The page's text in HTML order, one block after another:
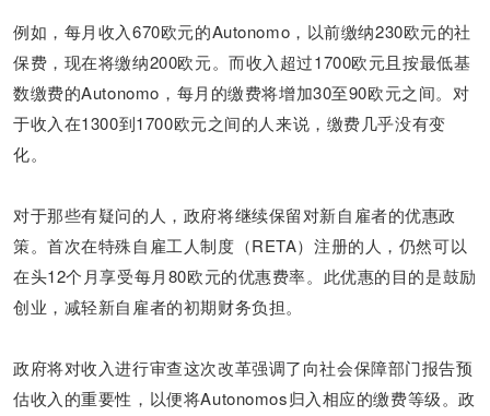
例如，每月收入670欧元的Autonomo，以前缴纳230欧元的社
保费，现在将缴纳200欧元。而收入超过1700欧元且按最低基
数缴费的Autonomo，每月的缴费将增加30至90欧元之间。对
于收入在1300到1700欧元之间的人来说，缴费几乎没有变
化。
对于那些有疑问的人，政府将继续保留对新自雇者的优惠政
策。首次在特殊自雇工人制度（RETA）注册的人，仍然可以
在头12个月享受每月80欧元的优惠费率。此优惠的目的是鼓励
创业，减轻新自雇者的初期财务负担。
政府将对收入进行审查这次改革强调了向社会保障部门报告预
估收入的重要性，以便将Autonomos归入相应的缴费等级。政